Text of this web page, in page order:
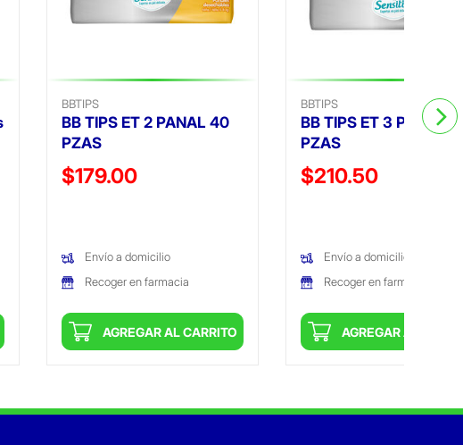
BBTIPS
BB TIPS ET 2 PANAL 40
PZAS
Precio reducido de
$179.00
Envío a domicilio
Recoger en farmacia
AGREGAR AL CARRITO
BBTIPS
BB TIPS ET 3 PANAL
PZAS
Precio reducido de
$210.50
Envío a domicilio
Recoger en farmacia
AGREGAR AL